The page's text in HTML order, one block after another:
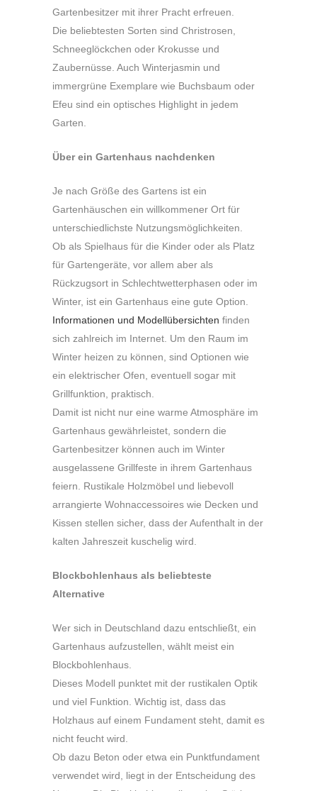
Gartenbesitzer mit ihrer Pracht erfreuen.
Die beliebtesten Sorten sind Christrosen,
Schneeglöckchen oder Krokusse und
Zaubernüsse. Auch Winterjasmin und
immergrüne Exemplare wie Buchsbaum oder
Efeu sind ein optisches Highlight in jedem
Garten.
Über ein Gartenhaus nachdenken
Je nach Größe des Gartens ist ein
Gartenhäuschen ein willkommener Ort für
unterschiedlichste Nutzungsmöglichkeiten.
Ob als Spielhaus für die Kinder oder als Platz
für Gartengeräte, vor allem aber als
Rückzugsort in Schlechtwetterphasen oder im
Winter, ist ein Gartenhaus eine gute Option.
Informationen und Modellübersichten finden
sich zahlreich im Internet. Um den Raum im
Winter heizen zu können, sind Optionen wie
ein elektrischer Ofen, eventuell sogar mit
Grillfunktion, praktisch.
Damit ist nicht nur eine warme Atmosphäre im
Gartenhaus gewährleistet, sondern die
Gartenbesitzer können auch im Winter
ausgelassene Grillfeste in ihrem Gartenhaus
feiern. Rustikale Holzmöbel und liebevoll
arrangierte Wohnaccessoires wie Decken und
Kissen stellen sicher, dass der Aufenthalt in der
kalten Jahreszeit kuschelig wird.
Blockbohlenhaus als beliebteste
Alternative
Wer sich in Deutschland dazu entschließt, ein
Gartenhaus aufzustellen, wählt meist ein
Blockbohlenhaus.
Dieses Modell punktet mit der rustikalen Optik
und viel Funktion. Wichtig ist, dass das
Holzhaus auf einem Fundament steht, damit es
nicht feucht wird.
Ob dazu Beton oder etwa ein Punktfundament
verwendet wird, liegt in der Entscheidung des